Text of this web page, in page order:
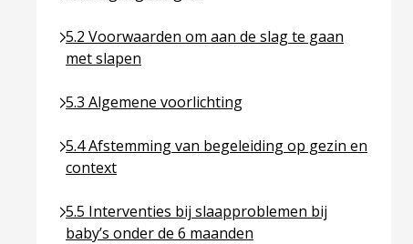
5.2 Voorwaarden om aan de slag te gaan
met slapen
Ga naar pagina over 5.2 Voorwaarden om aan de
5.3 Algemene voorlichting
Ga naar pagina over 5.3 Algemene voorlichting
5.4 Afstemming van begeleiding op gezin en
context
Ga naar pagina over 5.4 Afstemming van
5.5 Interventies bij slaapproblemen bij
baby’s onder de 6 maanden
Ga naar pagina over 5.5 Interventies bij